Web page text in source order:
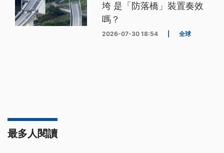
垮 是「防落橋」裝置奏效
嗎？
2026-07-30 18:54 全球
最多人閱讀